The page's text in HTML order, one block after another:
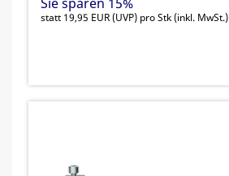
statt 19,95 EUR(UVP) pro Stk (inkl. MwSt.)